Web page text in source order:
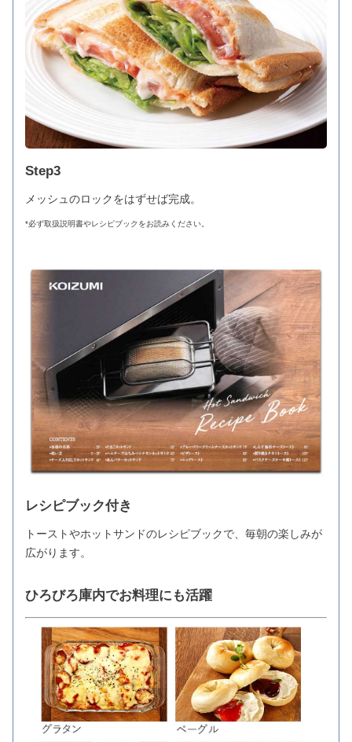
Step3
メッシュのロックをはずせば完成。
*必ず取扱説明書やレシピブックをお読みください。
レシピブック付き
トーストやホットサンドのレシピブックで、毎朝の楽しみが
広がります。
ひろびろ庫内でお料理にも活躍